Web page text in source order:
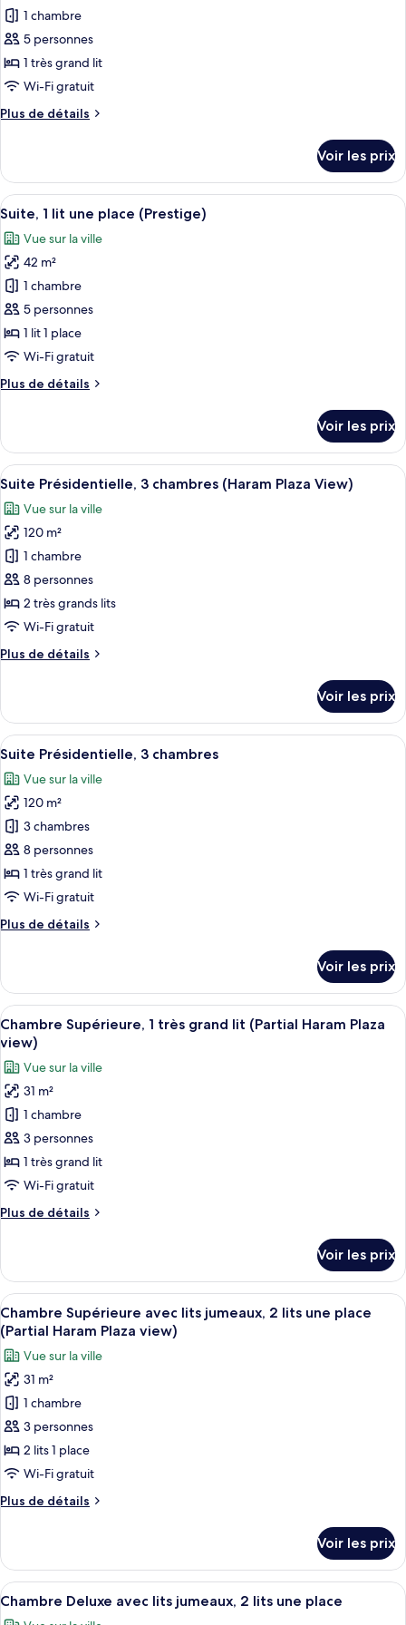
Plaza
view)
lit
une
place
(Prestige,
Partial
Haram
view)
pour
ce
type
de
chambre :
Suite,
grand
lit
(Prestige)
1 chambre
5 personnes
1 très grand lit
Wi-Fi gratuit
Plus de détails
Plus
le
type
de
Suite,
très
grand
lit
(Prestige)
Voir les prix
Afficher
toutes
les
photos
pour
ce
type
de
chambre :
Suite,
une
place
(Prestige)
Une chambre d’hôtel avec deux
11
Suite, 1 lit une place (Prestige)
Vue sur la ville
42 m²
1 chambre
5 personnes
1 lit 1 place
Wi-Fi gratuit
Plus de détails
Plus
le
type
de
Suite,
lit
une
place
(Prestige)
Voir les prix
Afficher
toutes
les
photos
pour
ce
type
de
chambre :
Suite
chambres
(Haram
Plaza
View)
Une chambre d’hôtel avec un
12
Suite Présidentielle, 3 chambres (Haram Plaza View)
Vue sur la ville
120 m²
1 chambre
8 personnes
2 très grands lits
Wi-Fi gratuit
Plus de détails
Plus
le
type
de
Suite
Présidentielle,
chambres
(Haram
Plaza
View)
Voir les prix
Afficher
toutes
les
photos
pour
ce
type
de
chambre :
Suite
chambres
Une chambre d’hôtel avec un
15
Suite Présidentielle, 3 chambres
Vue sur la ville
120 m²
3 chambres
8 personnes
1 très grand lit
Wi-Fi gratuit
Plus de détails
Plus
le
type
de
chambre
Présidentielle,
3
chambres
Voir les prix
Afficher
toutes
les
photos
pour
ce
type
de
chambre :
Supérieure,
grand
lit
(Partial
Haram
Plaza
view)
Literie de qualité supérieure, articles
10
Chambre Supérieure, 1 très grand lit (Partial Haram Plaza
view)
Vue sur la ville
31 m²
1 chambre
3 personnes
1 très grand lit
Wi-Fi gratuit
Plus de détails
Plus
le
type
de
chambre
Chambre
Supérieure,
très
grand
lit
Haram
Plaza
Voir les prix
Afficher
toutes
les
photos
pour
ce
type
de
chambre :
Supérieure
jumeaux,
2
lits
Une chambre d’hôtel avec deux
10
Chambre Supérieure avec lits jumeaux, 2 lits une place
(Partial Haram Plaza view)
Vue sur la ville
31 m²
1 chambre
3 personnes
2 lits 1 place
Wi-Fi gratuit
Plus de détails
Plus
le
type
de
Voir les prix
Afficher
toutes
Une chambre d’hôtel avec deux
7
Chambre Deluxe avec lits jumeaux, 2 lits une place